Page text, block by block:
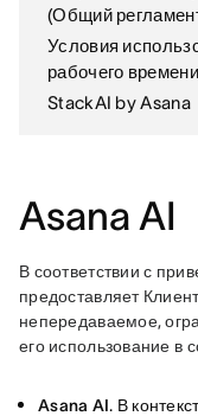
(Общий
Условия
рабочего
StackAI by Asana
Asana AI
В соответствии с
предоставляет
непередаваемое,
его использование в
Asana AI. В